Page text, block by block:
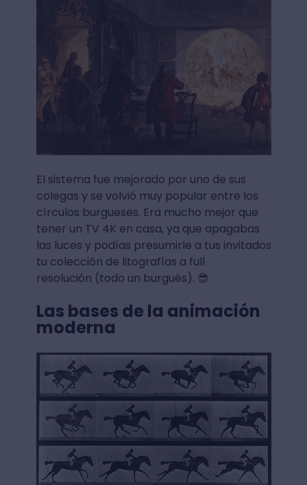
El sistema fue mejorado por uno de sus
colegas y se volvió muy popular entre los
círculos burgueses. Era mucho mejor que
tener un TV 4K en casa, ya que apagabas
las luces y podías presumirle a tus invitados
tu colección de litografías a full
resolución (todo un burgués). 😎
Las bases de la animación
moderna